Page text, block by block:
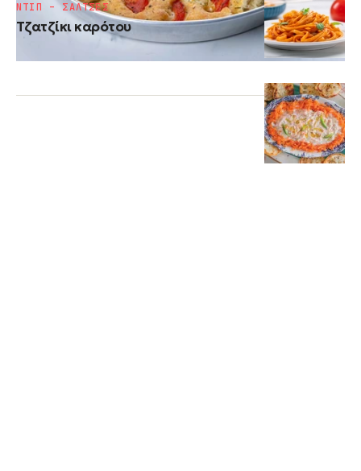
Τζατζίκι καρότου
ΝΤΙΠ – ΣΑΛΤΣΕΣ